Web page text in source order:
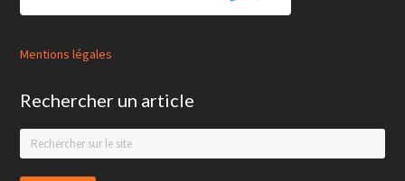
Mentions légales
Rechercher un article
Search
this